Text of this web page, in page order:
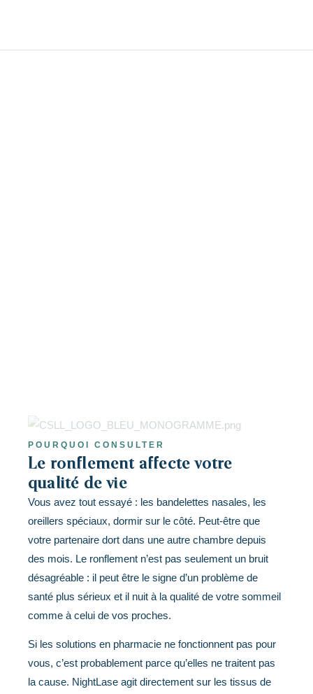
POURQUOI CONSULTER
Le ronflement affecte votre
qualité de vie
Vous avez tout essayé : les bandelettes nasales, les
oreillers spéciaux, dormir sur le côté. Peut-être que
votre partenaire dort dans une autre chambre depuis
des mois. Le ronflement n’est pas seulement un bruit
désagréable : il peut être le signe d’un problème de
santé plus sérieux et il nuit à la qualité de votre sommeil
comme à celui de vos proches.
Si les solutions en pharmacie ne fonctionnent pas pour
vous, c’est probablement parce qu’elles ne traitent pas
la cause. NightLase agit directement sur les tissus de